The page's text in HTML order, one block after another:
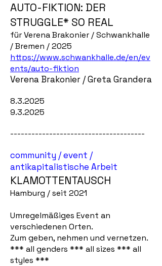
AUTO-FIKTION: DER
STRUGGLE* SO REAL
für Verena Brakonier / Schwankhalle
/ Bremen / 2025
https://www.schwankhalle.de/en/ev
ents/auto-fiktion
Verena Brakonier / Greta
8.3.2025
9.3.2025
--------------------------------------
community / event /
antikapitalistische Arbeit
KLAMOTTENTAUSCH
Hamburg / seit 2021
Umregelmäßiges Event an
verschiedenen Orten.
Zum geben, nehmen und vernetzen.
*** all genders *** all sizes *** all
styles ***